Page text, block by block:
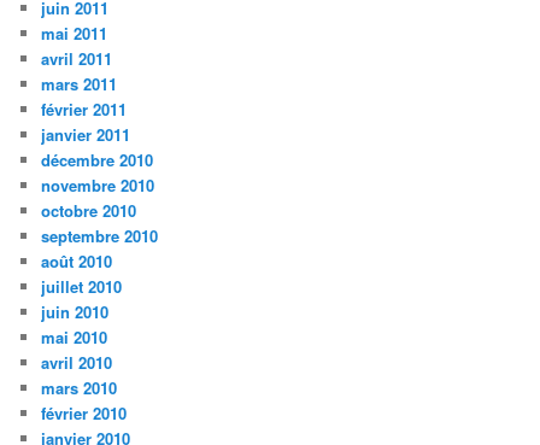
juin 2011
mai 2011
avril 2011
mars 2011
février 2011
janvier 2011
décembre 2010
novembre 2010
octobre 2010
septembre 2010
août 2010
juillet 2010
juin 2010
mai 2010
avril 2010
mars 2010
février 2010
janvier 2010